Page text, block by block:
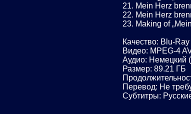
21. Mein Herz
22. Mein Herz
23. Making of
Качество: Blu-
Видео: MPEG-4
Аудио: Немецкий
Размер: 89.21 ГБ
Перевод: Не
Субтитры: